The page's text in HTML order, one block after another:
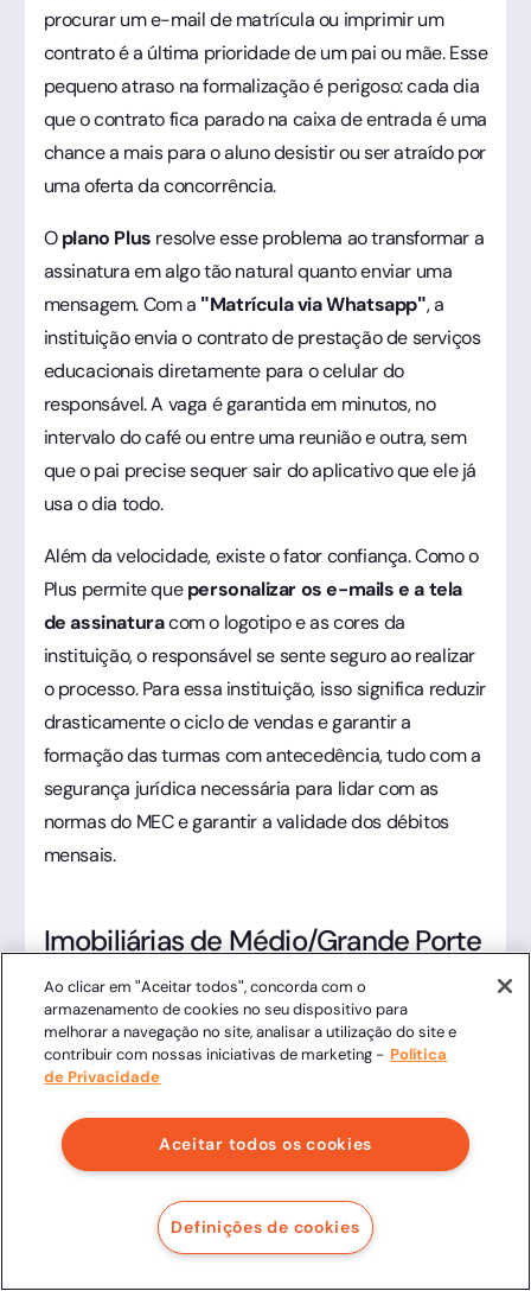
procurar um e-mail de matrícula ou imprimir um
contrato é a última prioridade de um pai ou mãe. Esse
pequeno atraso na formalização é perigoso: cada dia
que o contrato fica parado na caixa de entrada é uma
chance a mais para o aluno desistir ou ser atraído por
uma oferta da concorrência.
Oplano Plus resolve esse problema ao transformar a
assinatura em algo tão natural quanto enviar uma
mensagem. Com a "Matrícula via Whatsapp", a
instituição envia o contrato de prestação de serviços
educacionais diretamente para o celular do
responsável. A vaga é garantida em minutos, no
intervalo do café ou entre uma reunião e outra, sem
que o pai precise sequer sair do aplicativo que ele já
usa o dia todo.
Além da velocidade, existe o fator confiança. Como o
Plus permite quepersonalizar os e-mails e a tela
de assinaturacom o logotipo e as cores da
instituição, o responsável se sente seguro ao realizar
o processo. Para essa instituição, isso significa reduzir
drasticamente o ciclo de vendas e garantir a
formação das turmas com antecedência, tudo com a
segurança jurídica necessária para lidar com as
normas do MEC e garantir a validade dos débitos
mensais.
Imobiliárias de Médio/Grande Porte
e Corretores
No mercado imobiliário, a confiança é o alicerce de
qualquer transação. Quando falamos de imobiliárias
alta performance, não estamos lidando apenas com
assinaturas, mas com a formalização de sonhos e
patrimônios de alto valor. Diferente do plano Start,
que atende bem a demandas pontuais, o
Ao clicar em "Aceitar todos", concorda com o
armazenamento de cookies no seu dispositivo para
melhorar a navegação no site, analisar a utilização do site e
contribuir com nossas iniciativas de marketing - Política
de Privacidade
Aceitar todos os cookies
Definições de cookies